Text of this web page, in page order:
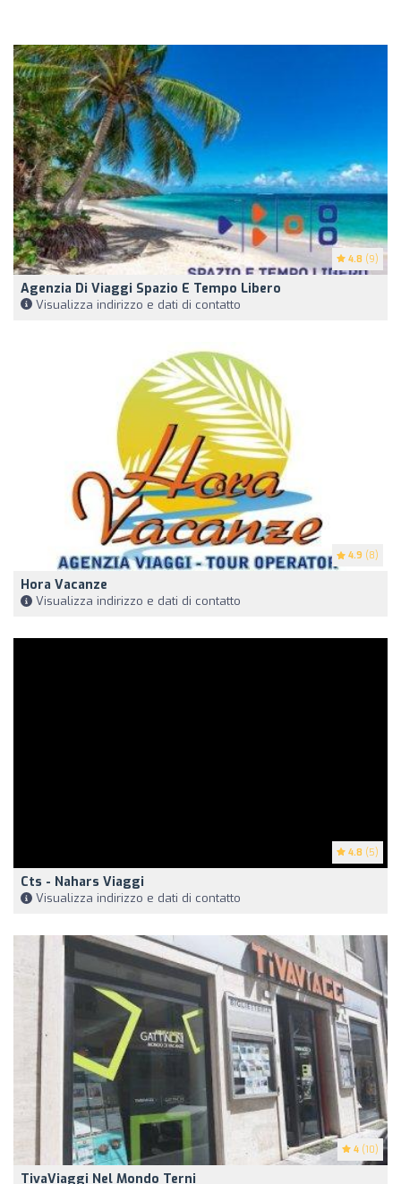
4.8 (9)
Agenzia Di Viaggi Spazio E Tempo Libero
Visualizza indirizzo e dati di contatto
4.9 (8)
Hora Vacanze
Visualizza indirizzo e dati di contatto
4.8 (5)
Cts - Nahars Viaggi
Visualizza indirizzo e dati di contatto
4 (10)
TivaViaggi Nel Mondo Terni